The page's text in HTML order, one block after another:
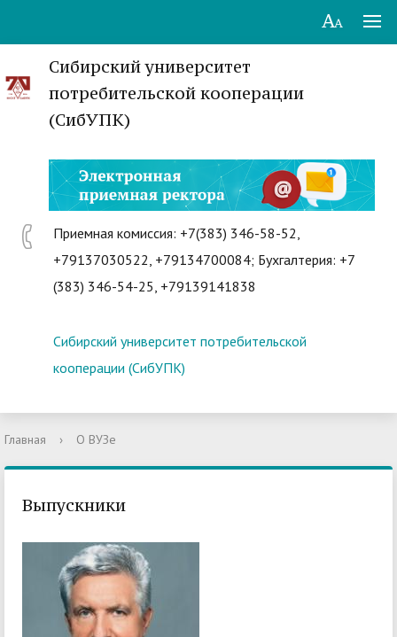
Сибирский университет
потребительской кооперации
(СибУПК)
Приемная комиссия: +7(383) 346-58-52,
+79137030522, +79134700084; Бухгалтерия: +7
(383) 346-54-25, +79139141838
Сибирский университет потребительской
кооперации (СибУПК)
Главная › О ВУЗе
Выпускники